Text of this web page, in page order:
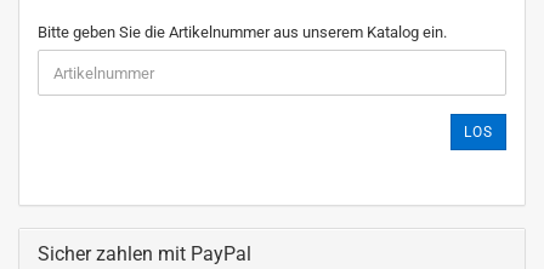
Bitte geben Sie die Artikelnummer aus unserem Katalog ein.
LOS
Sicher zahlen mit PayPal